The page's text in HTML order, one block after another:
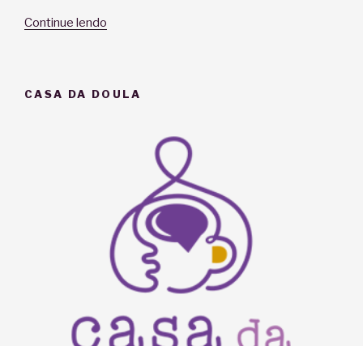
Continue lendo
eu?”
CASA DA DOULA